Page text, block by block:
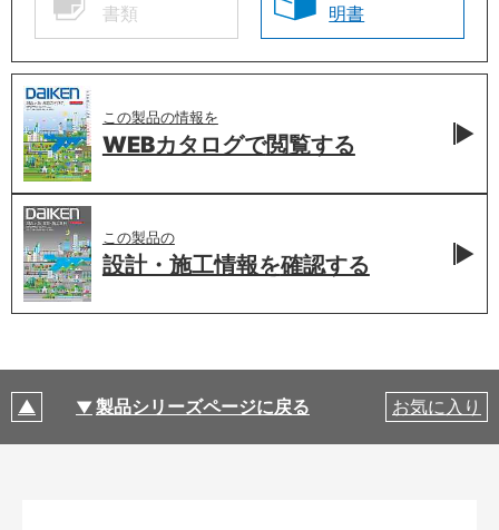
書類
明書
この製品の情報を
WEBカタログで閲覧する
この製品の
設計・施工情報を確認する
製品シリーズページに戻る お気に入り